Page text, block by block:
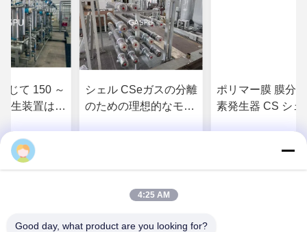
じて 150 ～
生装置は、
ると、生成
純度が低く
価格 を 入手
シェル CSeガスの分離
のための理想的なモデ
離方法
する
ポリマー膜 膜分
素発生器 CS シェ
最高 の 価格
4:25 AM
Good day, what product are you looking for?